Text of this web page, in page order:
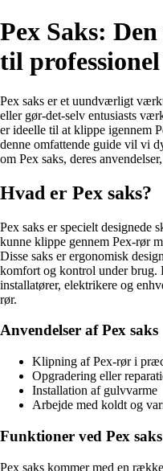
Pex Saks:
til
Pex saks er et uundværligt
eller gør-det-selv entusiasts
er ideelle til at klippe igennem
denne omfattende guide vil vi
om Pex saks, deres
Hvad er Pex saks?
Pex saks er specielt
kunne klippe gennem Pex-rør
Disse saks er ergonomisk
komfort og kontrol under
installatører, elektrikere og
rør.
Anvendelser af Pex saks
Klipning af Pex-rør i
Opgradering eller
Installation af gulvvarme
Arbejde med koldt og
Funktioner ved Pex saks
Pex saks kommer med en